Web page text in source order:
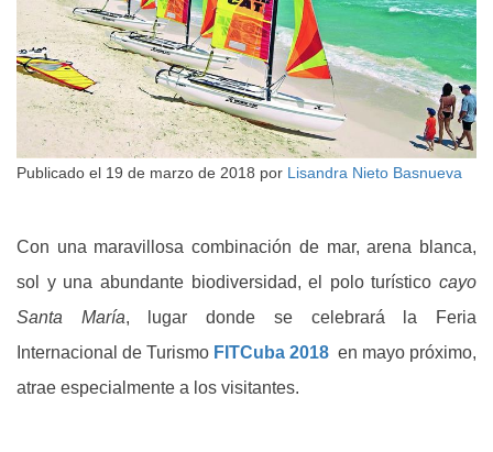
Publicado el 19 de marzo de 2018 por Lisandra Nieto Basnueva
Con una maravillosa combinación de mar, arena blanca,
sol y una abundante biodiversidad, el polo turístico cayo
Santa María, lugar donde se celebrará la Feria
Internacional de Turismo FITCuba 2018 en mayo próximo,
atrae especialmente a los visitantes.